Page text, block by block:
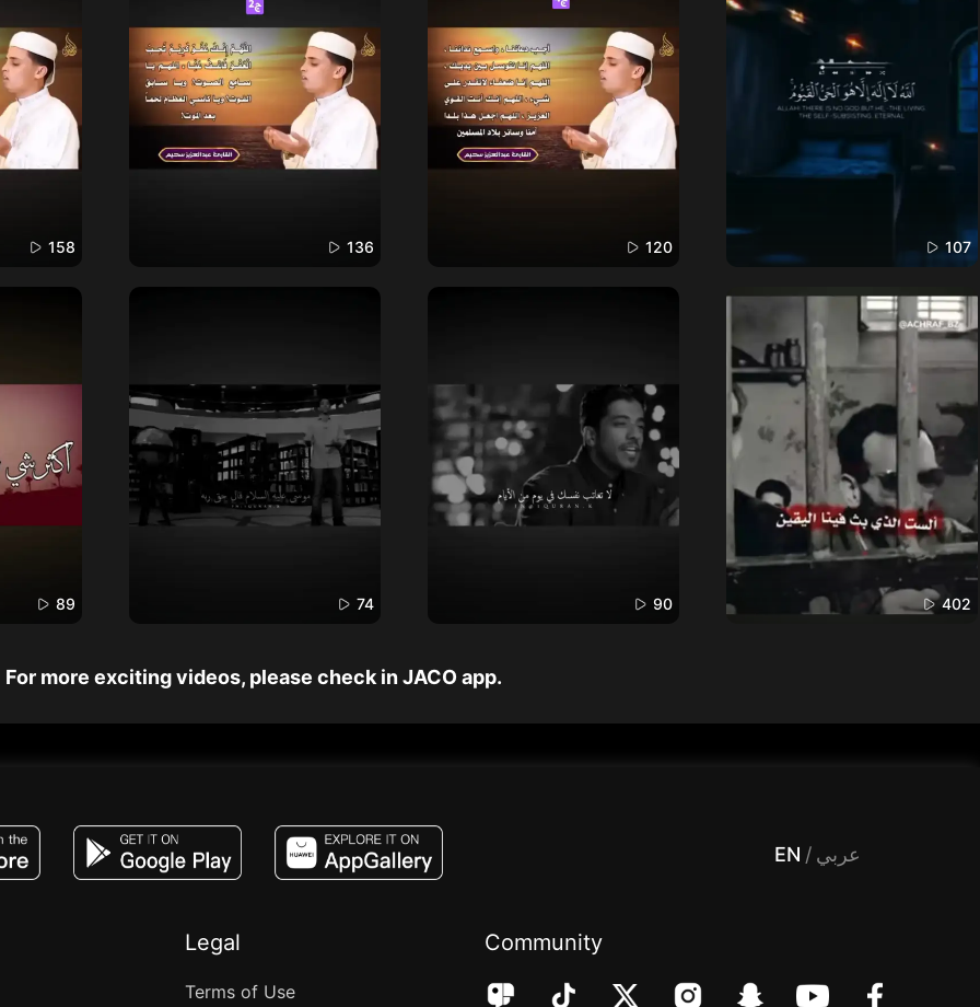
158 136 120 107
89 74 90 402
For more exciting videos, please check in JACO app.
EN / عربي
Legal
Terms of Use
Community